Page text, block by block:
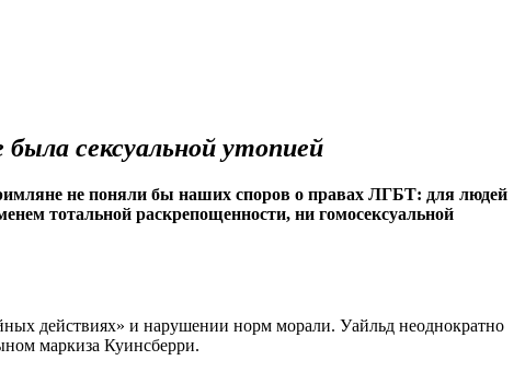
сексуальной утопией
римляне не поняли бы наших споров о правах ЛГБТ: для людей
тотальной раскрепощенности, ни гомосексуальной
действиях» и нарушении норм морали. Уайльд неоднократно
маркиза Куинсберри.